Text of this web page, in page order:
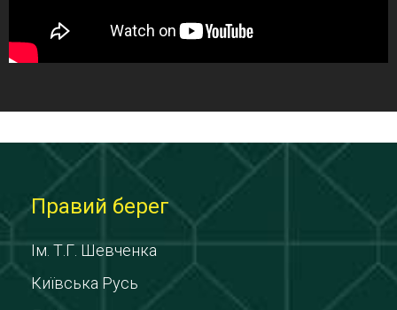
Правий берег
Ім. Т.Г. Шевченка
Київська Русь